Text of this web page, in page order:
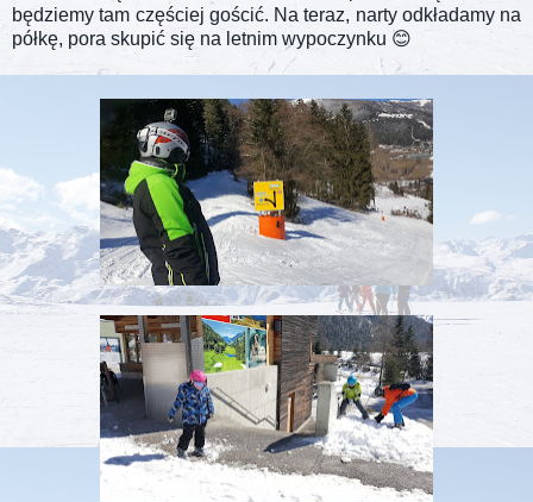
będziemy tam częściej gościć. Na teraz, narty odkładamy na
półkę, pora skupić się na letnim wypoczynku 😊